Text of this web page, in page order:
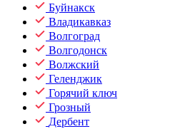
Буйнакск
Владикавказ
Волгоград
Волгодонск
Волжский
Геленджик
Горячий ключ
Грозный
Дербент